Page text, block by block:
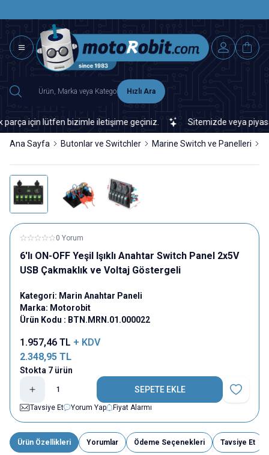
Hızlı Ara
için lütfen bizimle iletişime geçiniz. Sitemizde veya piyasada
Ana Sayfa Butonlar ve Switchler Marine Switch ve Panelleri
0 Yorum
6'lı ON-OFF Yeşil Işıklı Anahtar Switch Panel 2x5V
USB Çakmaklık ve Voltaj Göstergeli
Kategori: Marin Anahtar Paneli
Marka: Motorobit
Ürün Kodu : BTN.MRN.01.000022
1.957,46 TL + KDV
2.348,95 TL
Stokta 7 ürün
SEPETE EKLE
Favoriye
Tavsiye Et
Yorum Yap Fiyat Alarmı
Ürün Özellikleri Yorumlar Ödeme Seçenekleri Tavsiye Et